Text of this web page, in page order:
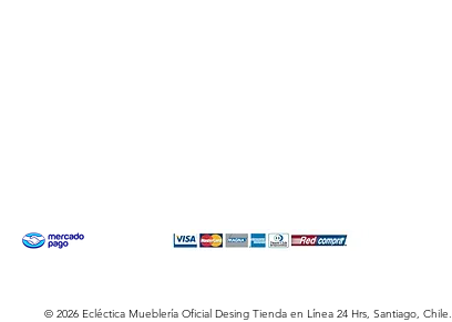
© 2026 Ecléctica Mueblería Oficial Desing Tienda en Línea 24 Hrs, Santiago, Chile.